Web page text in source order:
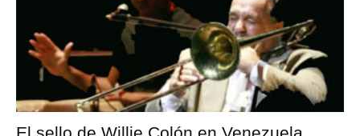
El sello de Willie Colón en Venezuela